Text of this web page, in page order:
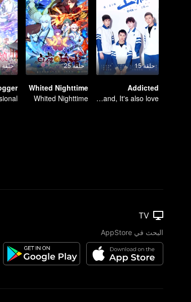
حلقة 15
Addicted
You don't understand, It's also love
حلقة 25
Whited Nighttime
Whited Nighttime
حلقة 20
TV
البحث في AppStore